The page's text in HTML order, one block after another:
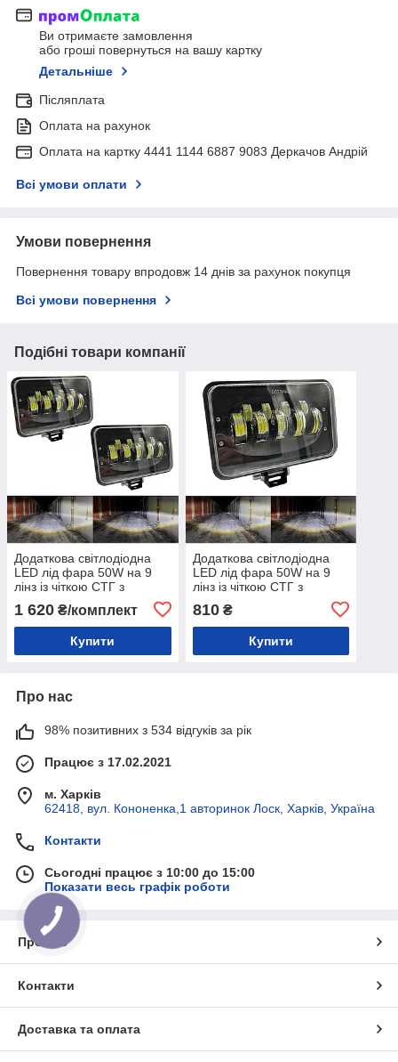
Ви отримаєте замовлення
або гроші повернуться на вашу картку
Детальніше
Післяплата
Оплата на рахунок
Оплата на картку 4441 1144 6887 9083 Деркачов Андрій
Всі умови оплати
Умови повернення
Повернення товару впродовж 14 днів за рахунок покупця
Всі умови повернення
Подібні товари компанії
Додаткова світлодіодна
LED лід фара 50W на 9
лінз із чіткою СТГ з
далекого світла (2 шт)
1 620 ₴/комплект
Купити
Додаткова світлодіодна
LED лід фара 50W на 9
лінз із чіткою СТГ з
далекого світла (1шт)
810₴
Купити
Про нас
98% позитивних з 534 відгуків за рік
Працює з 17.02.2021
м. Харків
62418, вул. Кононенка,1 авторинок Лоск, Харків, Україна
Контакти
Сьогодні працює з 10:00 до 15:00
Показати весь графік роботи
Про нас
Контакти
Доставка та оплата